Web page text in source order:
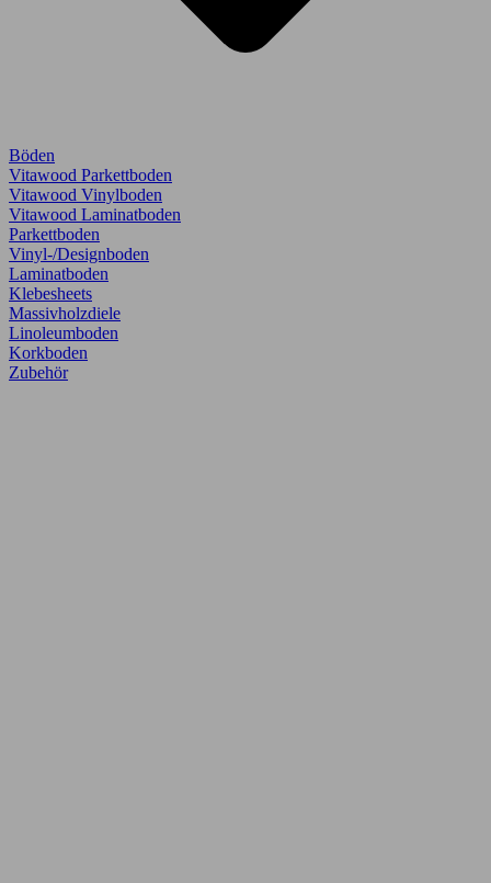
Böden
Vitawood Parkettboden
Vitawood Vinylboden
Vitawood Laminatboden
Parkettboden
Vinyl-/Designboden
Laminatboden
Klebesheets
Massivholzdiele
Linoleumboden
Korkboden
Zubehör